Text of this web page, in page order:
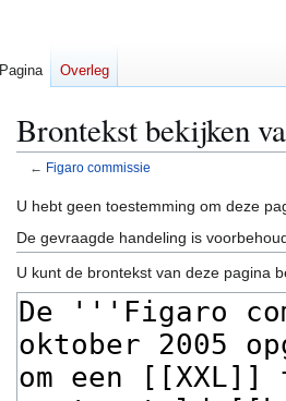
Brontekst bekijken
← Figaro commissie
Naar
navigatie
springen
Naar
zoeken
springen
U hebt geen toestemming om deze
De gevraagde handeling is
U kunt de brontekst van deze pagina
Pagina Overleg